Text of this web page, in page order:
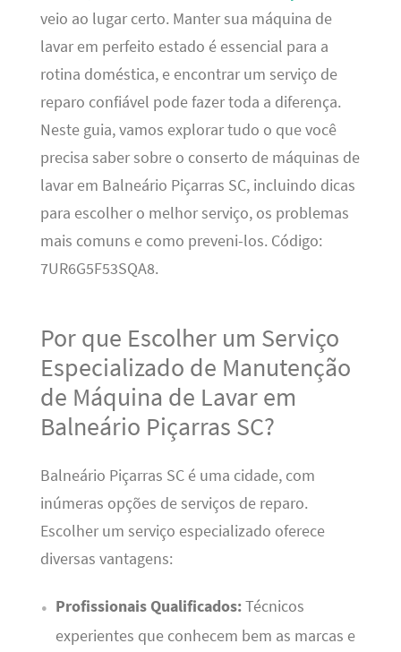
veio ao lugar certo. Manter sua máquina de
lavar em perfeito estado é essencial para a
rotina doméstica, e encontrar um serviço de
reparo confiável pode fazer toda a diferença.
Neste guia, vamos explorar tudo o que você
precisa saber sobre o conserto de máquinas de
lavar em Balneário Piçarras SC, incluindo dicas
para escolher o melhor serviço, os problemas
mais comuns e como preveni-los. Código:
7UR6G5F53SQA8.
Por que Escolher um Serviço
Especializado de Manutenção
de Máquina de Lavar em
Balneário Piçarras SC?
Balneário Piçarras SC é uma cidade, com
inúmeras opções de serviços de reparo.
Escolher um serviço especializado oferece
diversas vantagens:
Profissionais Qualificados:Técnicos
experientes que conhecem bem as marcas e